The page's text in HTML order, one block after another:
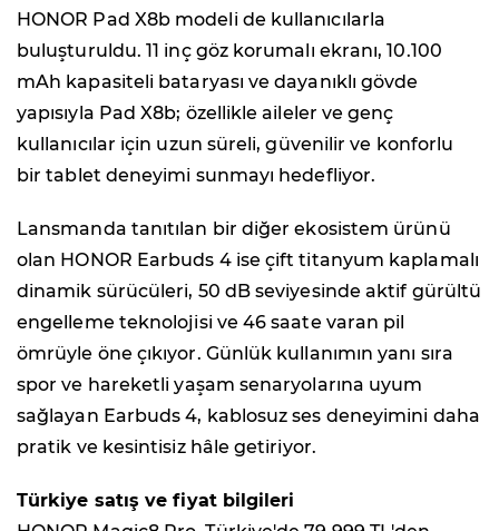
HONOR Pad X8b modeli de kullanıcılarla
buluşturuldu. 11 inç göz korumalı ekranı, 10.100
mAh kapasiteli bataryası ve dayanıklı gövde
yapısıyla Pad X8b; özellikle aileler ve genç
kullanıcılar için uzun süreli, güvenilir ve konforlu
bir tablet deneyimi sunmayı hedefliyor.
Lansmanda tanıtılan bir diğer ekosistem ürünü
olan HONOR Earbuds 4 ise çift titanyum kaplamalı
dinamik sürücüleri, 50 dB seviyesinde aktif gürültü
engelleme teknolojisi ve 46 saate varan pil
ömrüyle öne çıkıyor. Günlük kullanımın yanı sıra
spor ve hareketli yaşam senaryolarına uyum
sağlayan Earbuds 4, kablosuz ses deneyimini daha
pratik ve kesintisiz hâle getiriyor.
Türkiye satış ve fiyat bilgileri